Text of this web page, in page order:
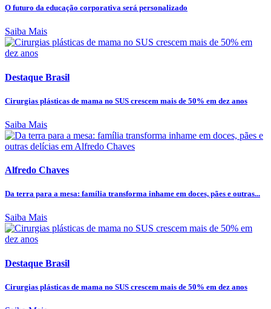
O futuro da educação corporativa será personalizado
Saiba Mais
Destaque Brasil
Cirurgias plásticas de mama no SUS crescem mais de 50% em dez anos
Saiba Mais
Alfredo Chaves
Da terra para a mesa: família transforma inhame em doces, pães e outras...
Saiba Mais
Destaque Brasil
Cirurgias plásticas de mama no SUS crescem mais de 50% em dez anos